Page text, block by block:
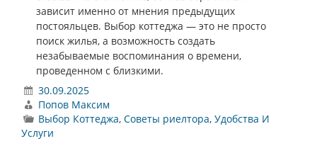
зависит именно от мнения предыдущих
постояльцев. Выбор коттеджа — это не просто
поиск жилья, а возможность создать
незабываемые воспоминания о времени,
проведенном с близкими.
30.09.2025
Попов Максим
Выбор Коттеджа, Советы риелтора, Удобства И
Услуги